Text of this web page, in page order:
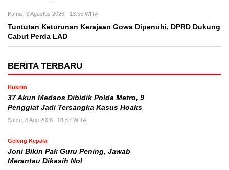
Kamis, 6 Agustus 2026 - 13:55 WITA
Tuntutan Keturunan Kerajaan Gowa Dipenuhi, DPRD Dukung
Cabut Perda LAD
BERITA TERBARU
Hukrim
37 Akun Medsos Dibidik Polda Metro, 9
Penggiat Jadi Tersangka Kasus Hoaks
Sabtu, 8 Agu 2026 - 01:57 WITA
Geleng Kepala
Joni Bikin Pak Guru Pening, Jawab
Merantau Dikasih Nol